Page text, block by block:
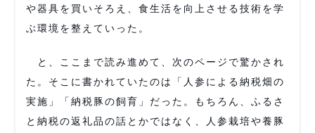
や器具を買いそろえ、食生活を向上させる技術を学
ぶ環境を整えていった。
と、ここまで読み進めて、次のページで驚かされ
た。そこに書かれていたのは「人参による納税畑の
実施」「納税豚の飼育」だった。もちろん、ふるさ
と納税の返礼品の話とかではなく、人参栽培や養豚